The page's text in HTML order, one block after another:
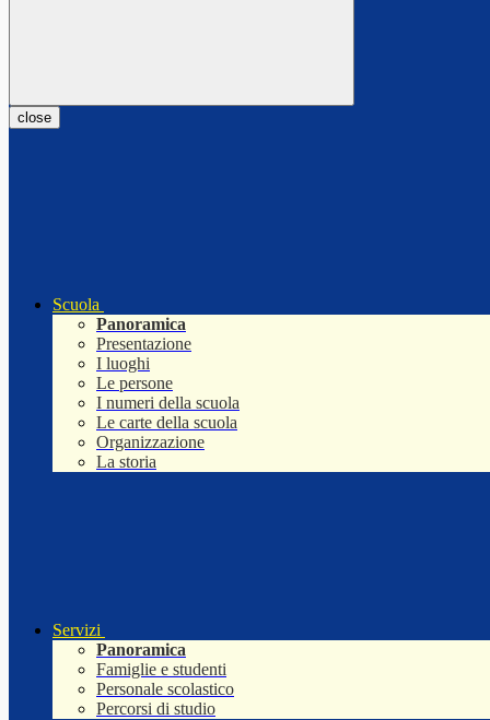
close
Scuola
Panoramica
Presentazione
I luoghi
Le persone
I numeri della scuola
Le carte della scuola
Organizzazione
La storia
Servizi
Panoramica
Famiglie e studenti
Personale scolastico
Percorsi di studio